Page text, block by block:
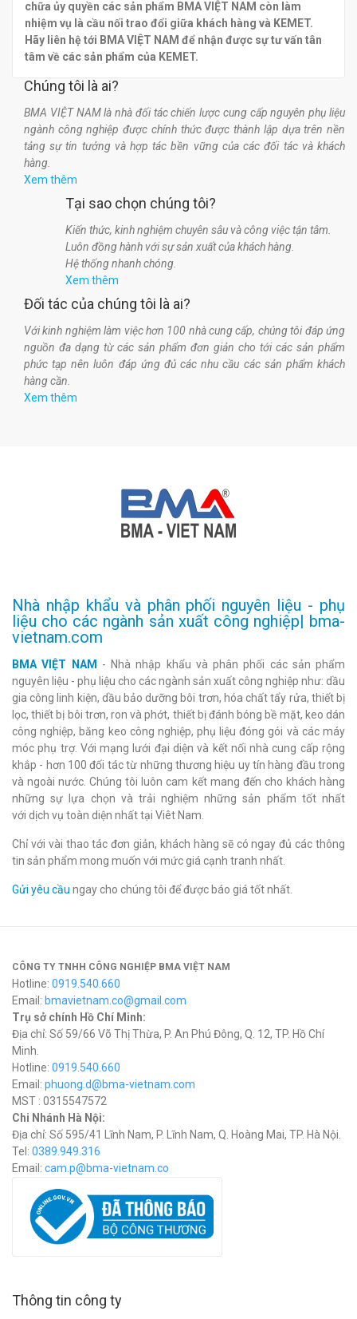
chữa ủy quyền các sản phẩm BMA VIỆT NAM còn làm
nhiệm vụ là cầu nối trao đổi giữa khách hàng và KEMET.
Hãy liên hệ tới BMA VIỆT NAM để nhận được sự tư vấn tân
tâm về các sản phẩm của KEMET.
Chúng tôi là ai?
BMA VIỆT NAM là nhà đối tác chiến lược cung cấp nguyên phụ liệu
ngành công nghiệp được chính thức được thành lập dựa trên nền
tảng sự tin tưởng và hợp tác bền vững của các đối tác và khách
hàng.
Xem thêm
Tại sao chọn chúng tôi?
Kiến thức, kinh nghiệm chuyên sâu và công việc tận tâm.
Luôn đồng hành với sự sản xuất của khách hàng.
Hệ thống nhanh chóng.
Xem thêm
Đối tác của chúng tôi là ai?
Với kinh nghiệm làm việc hơn 100 nhà cung cấp, chúng tôi đáp ứng
nguồn đa dạng từ các sản phẩm đơn giản cho tới các sản phẩm
phức tạp nên luôn đáp ứng đủ các nhu cầu các sản phẩm khách
hàng cần.
Xem thêm
Nhà nhập khẩu và phân phối nguyên liệu - phụ
liệu cho các ngành sản xuất công nghiệp| bma-
vietnam.com
BMA VIỆT NAM
- Nhà nhập khẩu và phân phối các sản phẩm
nguyên liệu - phụ liệu cho các ngành sản xuất công nghiệp như: dầu
gia công linh kiện, dầu bảo dưỡng bôi trơn, hóa chất tẩy rửa, thiết bị
lọc, thiết bị bôi trơn, ron và phớt, thiết bị đánh bóng bề mặt, keo dán
công nghiệp, băng keo công nghiệp, phụ liệu đóng gói và các máy
móc phụ trợ. Với mạng lưới đại diện và kết nối nhà cung cấp rộng
khắp - hơn 100 đối tác từ những thương hiệu uy tín hàng đầu trong
và ngoài nước. Chúng tôi luôn cam kết mang đến cho khách hàng
những sự lựa chọn và trải nghiệm những sản phẩm tốt nhất
với dịch vụ toàn diện nhất tại Viêt Nam.
Chỉ với vài thao tác đơn giản, khách hàng sẽ có ngay đủ các thông
tin sản phẩm mong muốn với mức giá cạnh tranh nhất.
Gửi yêu cầu ngay cho chúng tôi để được báo giá tốt nhất.
CÔNG TY TNHH CÔNG NGHIỆP BMA VIỆT NAM
Hotline: 0919.540.660
Email: bmavietnam.co@gmail.com
Trụ sở chính Hồ Chí Minh:
Địa chỉ: Số 59/66 Võ Thị Thừa, P. An Phú Đông, Q. 12, TP. Hồ Chí
Minh.
Hotline: 0919.540.660
Email: phuong.d@bma-vietnam.com
MST : 0315547572
Chi Nhánh Hà Nội:
Địa chỉ: Số 595/41 Lĩnh Nam, P. Lĩnh Nam, Q. Hoàng Mai, TP. Hà Nội.
Tel: 0389.949.316
Email: cam.p@bma-vietnam.co
Thông tin công ty